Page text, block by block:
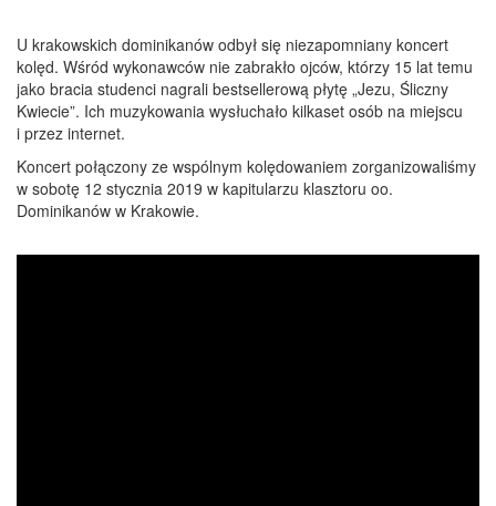
U krakowskich dominikanów odbył się niezapomniany koncert
kolęd. Wśród wykonawców nie zabrakło ojców, którzy 15 lat temu
jako bracia studenci nagrali bestsellerową płytę „Jezu, Śliczny
Kwiecie”. Ich muzykowania wysłuchało kilkaset osób na miejscu
i przez internet.
Koncert połączony ze wspólnym kolędowaniem zorganizowaliśmy
w sobotę 12 stycznia 2019 w kapitularzu klasztoru oo.
Dominikanów w Krakowie.